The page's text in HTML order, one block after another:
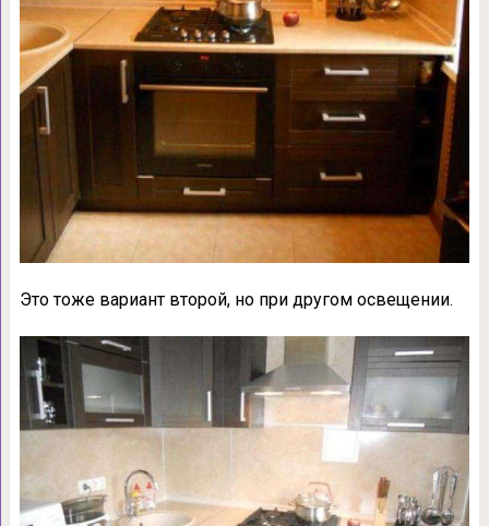
Это тоже вариант второй, но при другом освещении.